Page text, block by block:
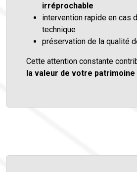
irréprochable
intervention rapide en cas
technique
préservation de la qualité
Cette attention constante
la valeur de votre